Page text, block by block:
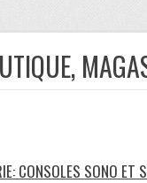
CONSOLES SONO ET